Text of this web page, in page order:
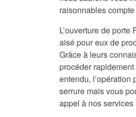
raisonnables
L’ouverture de
aisé pour eux de
Grâce à leurs
procéder
entendu,
serrure mais vous
appel à nos services